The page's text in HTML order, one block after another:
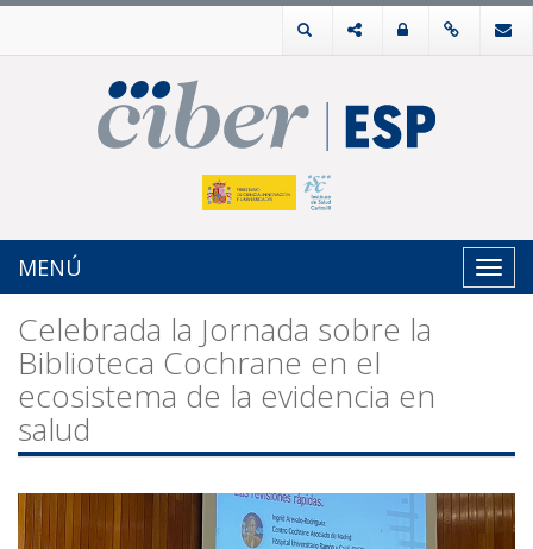
MENÚ
Celebrada la Jornada sobre la
Biblioteca Cochrane en el
ecosistema de la evidencia en
salud